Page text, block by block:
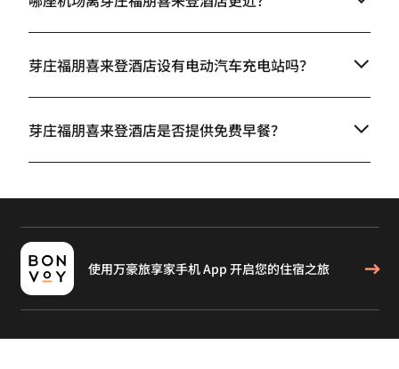
芽庄福朋喜来登酒店设有电动汽车充电站吗？
芽庄福朋喜来登酒店是否提供免费早餐？
使用万豪旅享家手机 App 开启您的住宿之旅